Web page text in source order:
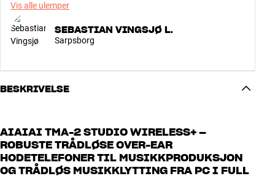
Vis alle ulemper
SEBASTIAN VINGSJØ L.
Sarpsborg
BESKRIVELSE
AIAIAI TMA-2 STUDIO WIRELESS+ –
ROBUSTE TRÅDLØSE OVER-EAR
HODETELEFONER TIL MUSIKKPRODUKSJON
OG TRÅDLØS MUSIKKLYTTING FRA PC I FULL